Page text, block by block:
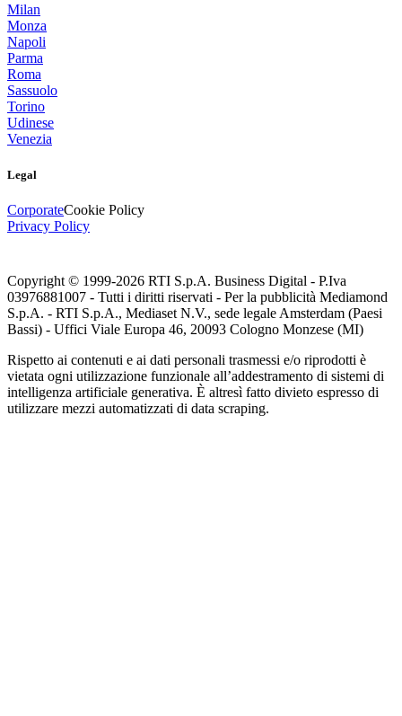
Milan
Monza
Napoli
Parma
Roma
Sassuolo
Torino
Udinese
Venezia
Legal
CorporateCookie Policy
Privacy Policy
Copyright © 1999-2026 RTI S.p.A. Business Digital - P.Iva
03976881007 - Tutti i diritti riservati - Per la pubblicità Mediamond
S.p.A. - RTI S.p.A., Mediaset N.V., sede legale Amsterdam (Paesi
Bassi) - Uffici Viale Europa 46, 20093 Cologno Monzese (MI)
Rispetto ai contenuti e ai dati personali trasmessi e/o riprodotti è
vietata ogni utilizzazione funzionale all’addestramento di sistemi di
intelligenza artificiale generativa. È altresì fatto divieto espresso di
utilizzare mezzi automatizzati di data scraping.